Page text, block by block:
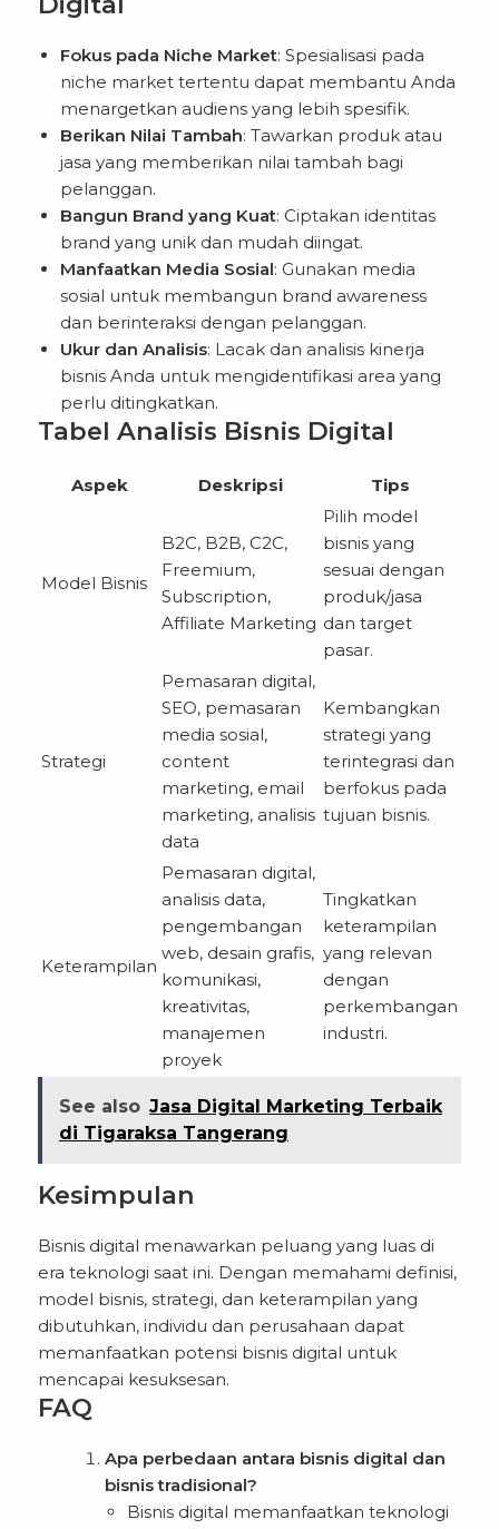
Fokus pada Niche Market: Spesialisasi pada
niche market tertentu dapat membantu Anda
menargetkan audiens yang lebih spesifik.
Berikan Nilai Tambah: Tawarkan produk atau
jasa yang memberikan nilai tambah bagi
pelanggan.
Bangun Brand yang Kuat: Ciptakan identitas
brand yang unik dan mudah diingat.
Manfaatkan Media Sosial: Gunakan media
sosial untuk membangun brand awareness
dan berinteraksi dengan pelanggan.
Ukur dan Analisis: Lacak dan analisis kinerja
bisnis Anda untuk mengidentifikasi area yang
perlu ditingkatkan.
Tabel Analisis Bisnis Digital
Aspek Deskripsi Tips
Model Bisnis
B2C, B2B, C2C,
Freemium,
Subscription,
Affiliate Marketing
Pilih model
bisnis yang
sesuai dengan
produk/jasa
dan target
pasar.
Strategi
Pemasaran digital,
SEO, pemasaran
media sosial,
content
marketing, email
marketing, analisis
data
Kembangkan
strategi yang
terintegrasi dan
berfokus pada
tujuan bisnis.
Keterampilan
Pemasaran digital,
analisis data,
pengembangan
web, desain grafis,
komunikasi,
kreativitas,
manajemen
proyek
Tingkatkan
keterampilan
yang relevan
dengan
perkembangan
industri.
See also Jasa Digital Marketing Terbaik
di Tigaraksa Tangerang
Kesimpulan
Bisnis digital menawarkan peluang yang luas di
era teknologi saat ini. Dengan memahami definisi,
model bisnis, strategi, dan keterampilan yang
dibutuhkan, individu dan perusahaan dapat
memanfaatkan potensi bisnis digital untuk
mencapai kesuksesan.
FAQ
Apa perbedaan antara bisnis digital dan
bisnis tradisional?
Bisnis digital memanfaatkan teknologi